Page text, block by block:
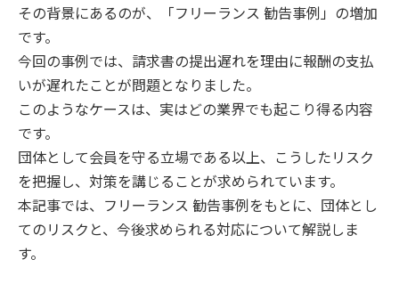
その背景にあるのが、「フリーランス 勧告事例」の増加
です。
今回の事例では、請求書の提出遅れを理由に報酬の支払
いが遅れたことが問題となりました。
このようなケースは、実はどの業界でも起こり得る内容
です。
団体として会員を守る立場である以上、こうしたリスク
を把握し、対策を講じることが求められています。
本記事では、フリーランス 勧告事例をもとに、団体とし
てのリスクと、今後求められる対応について解説しま
す。